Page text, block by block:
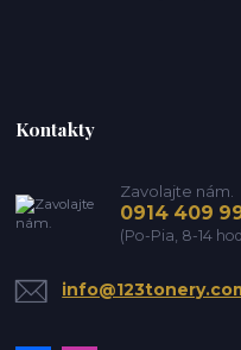
Kontakty
Zavolajte nám.
0914 409
(Po-Pia, 8-14